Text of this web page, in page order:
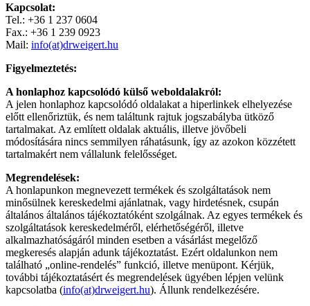
Kapcsolat:
Tel.: +36 1 237 0604
Fax.: +36 1 239 0923
Mail: info(at)drweigert.hu
Figyelmeztetés:
A honlaphoz kapcsolódó külső weboldalakról:
A jelen honlaphoz kapcsolódó oldalakat a hiperlinkek elhelyezése
előtt ellenőriztük, és nem találtunk rajtuk jogszabályba ütköző
tartalmakat. Az említett oldalak aktuális, illetve jövőbeli
módosítására nincs semmilyen ráhatásunk, így az azokon közzétett
tartalmakért nem vállalunk felelősséget.
Megrendelések:
A honlapunkon megnevezett termékek és szolgáltatások nem
minősülnek kereskedelmi ajánlatnak, vagy hirdetésnek, csupán
általános általános tájékoztatóként szolgálnak. Az egyes termékek és
szolgáltatások kereskedelméről, elérhetőségéről, illetve
alkalmazhatóságáról minden esetben a vásárlást megelőző
megkeresés alapján adunk tájékoztatást. Ezért oldalunkon nem
található „online-rendelés” funkció, illetve menüpont. Kérjük,
további tájékoztatásért és megrendelések ügyében lépjen velünk
kapcsolatba (info(at)drweigert.hu). Állunk rendelkezésére.